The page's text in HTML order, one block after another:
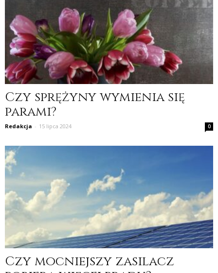
Czy sprężyny wymienia się
parami?
Redakcja - 15 lipca 2024 0
Czy mocniejszy zasilacz